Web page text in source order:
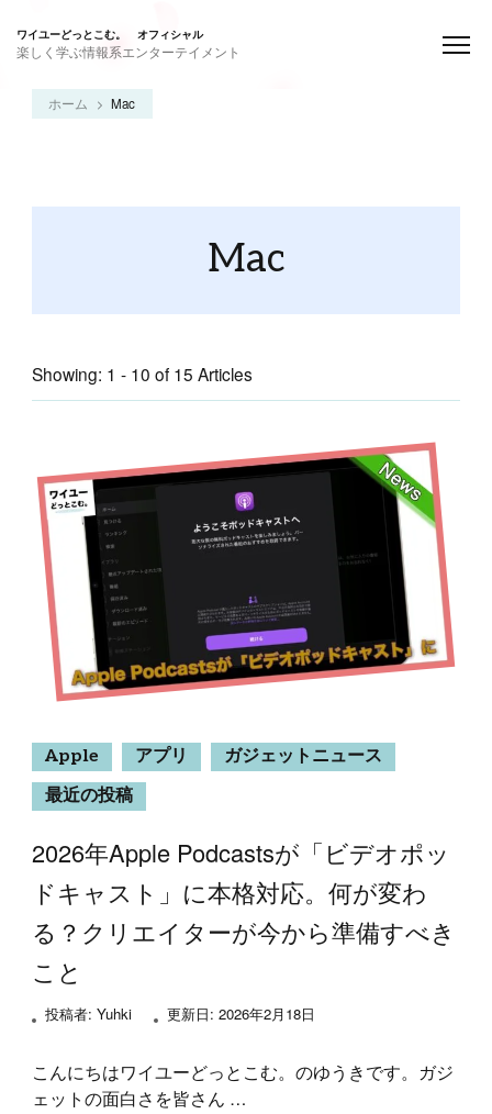
ワイユーどっとこむ。 オフィシャル
楽しく学ぶ情報系エンターテイメント
ホーム Mac
Mac
Showing: 1 - 10 of 15 Articles
Apple アプリ
ガジェットニュース
最近の投稿
2026年Apple Podcastsが「ビデオポッ
ドキャスト」に本格対応。何が変わ
る？クリエイターが今から準備すべき
こと
投稿者: Yuhki 更新日: 2026年2月18日
こんにちはワイユーどっとこむ。のゆうきです。ガジ
ェットの面白さを皆さん …